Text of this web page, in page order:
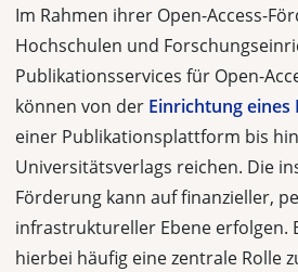
Im Rahmen ihrer Open-Access-
Hochschulen und
Publikationsservices für Open-
können von der Einrichtung eines
einer Publikationsplatt­form bis
Universitätsverlags reichen. Die
Förderung kann auf finanzieller,
infrastruktureller Ebene erfol­gen.
hierbei häufig eine zentrale Rolle